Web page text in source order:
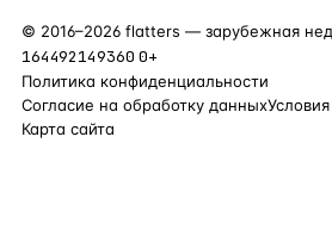
© 2016–2026 flatters — зарубежная
164492149360 0+
Политика конфиденциальности
Согласие на обработку данных
Карта сайта